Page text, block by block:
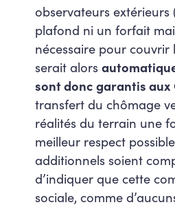
observateurs
plafond ni un forfait
nécessaire pour couvrir
serait alors
sont donc garantis aux
transfert du chômage
réalités du terrain une
meilleur respect
additionnels soient
d’indiquer que cette
sociale, comme